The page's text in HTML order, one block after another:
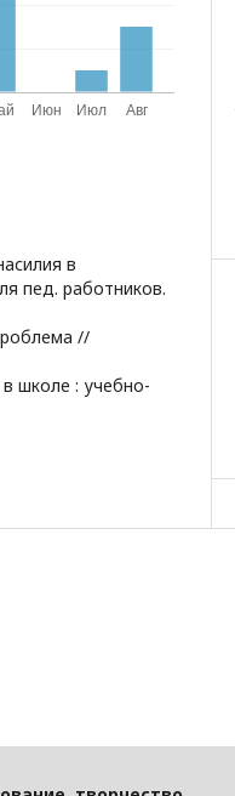
в
пед. работников.
//
в школе : учебно-